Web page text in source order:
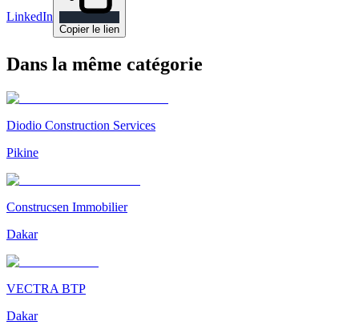
LinkedIn
Copier le lien
Dans la même catégorie
Diodio Construction Services
Pikine
Construcsen Immobilier
Dakar
VECTRA BTP
Dakar